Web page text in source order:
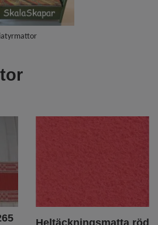
Heltäckningsmatta röd